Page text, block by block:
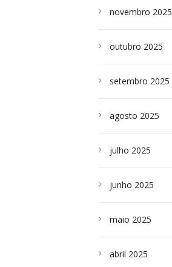
novembro 2025
outubro 2025
setembro 2025
agosto 2025
julho 2025
junho 2025
maio 2025
abril 2025